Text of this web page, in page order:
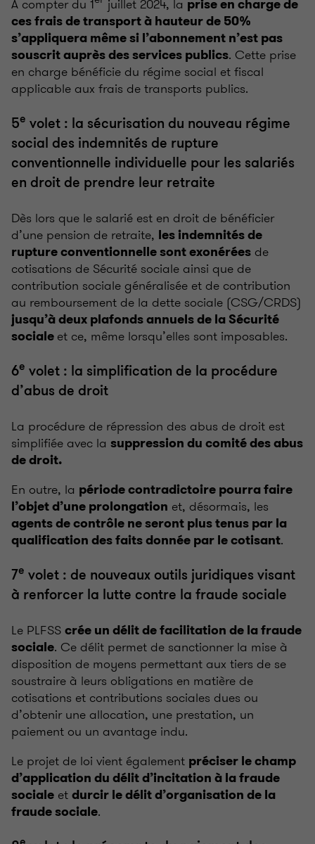
A compter du 1 juillet 2024, la prise en charge de
ces frais de transport à hauteur de 50%
s’appliquera même si l’abonnement n’est pas
souscrit auprès des services publics. Cette prise
en charge bénéficie du régime social et fiscal
applicable aux frais de transports publics.
5e volet : la sécurisation du nouveau régime
social des indemnités de rupture
conventionnelle individuelle pour les salariés
en droit de prendre leur retraite
Dès lors que le salarié est en droit de bénéficier
d’une pension de retraite, les indemnités de
rupture conventionnelle sont exonérées de
cotisations de Sécurité sociale ainsi que de
contribution sociale généralisée et de contribution
au remboursement de la dette sociale (CSG/CRDS)
jusqu’à deux plafonds annuels de la Sécurité
sociale et ce, même lorsqu’elles sont imposables.
6e volet : la simplification de la procédure
d’abus de droit
La procédure de répression des abus de droit est
simplifiée avec la suppression du comité des abus
de droit.
En outre, la période contradictoire pourra faire
l’objet d’une prolongation et, désormais, les
agents de contrôle ne seront plus tenus par la
qualification des faits donnée par le cotisant.
7e volet : de nouveaux outils juridiques visant
à renforcer la lutte contre la fraude sociale
Le PLFSS crée un délit de facilitation de la fraude
sociale. Ce délit permet de sanctionner la mise à
disposition de moyens permettant aux tiers de se
soustraire à leurs obligations en matière de
cotisations et contributions sociales dues ou
d’obtenir une allocation, une prestation, un
paiement ou un avantage indu.
Le projet de loi vient également préciser le champ
d’application du délit d’incitation à la fraude
sociale et durcir le délit d’organisation de la
fraude sociale.